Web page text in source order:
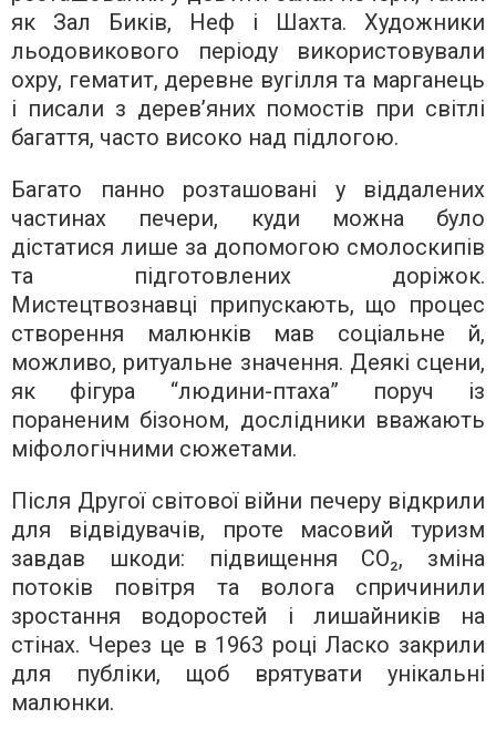
як Зал Биків, Неф і Шахта. Художники
льодовикового періоду використовували
охру, гематит, деревне вугілля та марганець
і писали з дерев’яних помостів при світлі
багаття, часто високо над підлогою.
Багато панно розташовані у віддалених
частинах печери, куди можна було
дістатися лише за допомогою смолоскипів
та підготовлених доріжок.
Мистецтвознавці припускають, що процес
створення малюнків мав соціальне й,
можливо, ритуальне значення. Деякі сцени,
як фігура “людини-птаха” поруч із
пораненим бізоном, дослідники вважають
міфологічними сюжетами.
Після Другої світової війни печеру відкрили
для відвідувачів, проте масовий туризм
завдав шкоди: підвищення CO₂, зміна
потоків повітря та волога спричинили
зростання водоростей і лишайників на
стінах. Через це в 1963 році Ласко закрили
для публіки, щоб врятувати унікальні
малюнки.